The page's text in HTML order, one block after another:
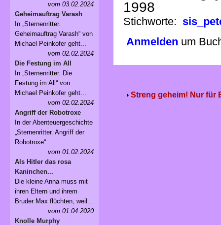
1998
Stichworte:
Anmelden um
Streng geheim! Nur für
vom 03.02.2024
Geheimauftrag Varash
In „Sternenritter.
Geheimauftrag Varash“ von
Michael Peinkofer geht...
vom 02.02.2024
Die Festung im All
In „Sternenritter. Die
Festung im All“ von
Michael Peinkofer geht...
vom 02.02.2024
Angriff der Robotroxe
In der Abenteuergeschichte
„Sternenritter. Angriff der
Robotroxe“...
vom 01.02.2024
Als Hitler das rosa
Kaninchen...
Die kleine Anna muss mit
ihren Eltern und ihrem
Bruder Max flüchten, weil...
vom 01.04.2020
Knolle Murphy